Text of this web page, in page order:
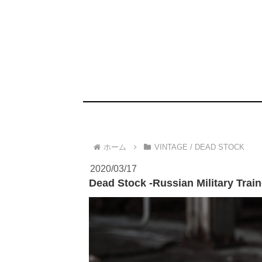
ホーム VINTAGE / DEAD STOCK
2020/03/17
Dead Stock -Russian Military